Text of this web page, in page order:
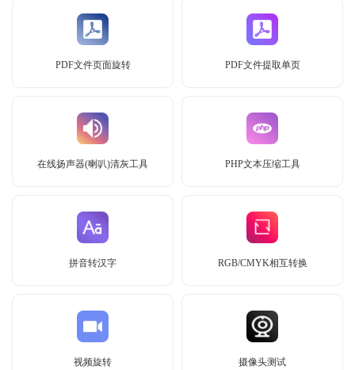
PDF文件页面旋转 PDF文件提取单页
在线扬声器(喇叭)清灰工具 PHP文本压缩工具
拼音转汉字 RGB/CMYK相互转换
视频旋转 摄像头测试